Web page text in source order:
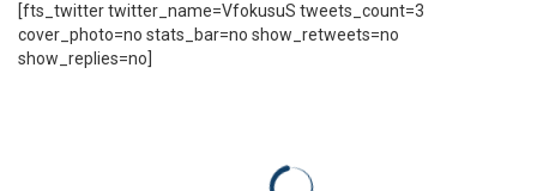
[fts_twitter twitter_name=VfokusuS tweets_count=3
cover_photo=no stats_bar=no show_retweets=no
show_replies=no]